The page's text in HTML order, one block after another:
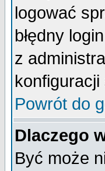
logować
błędny
z
konfiguracji
Powrót do
Dlaczego
Być może